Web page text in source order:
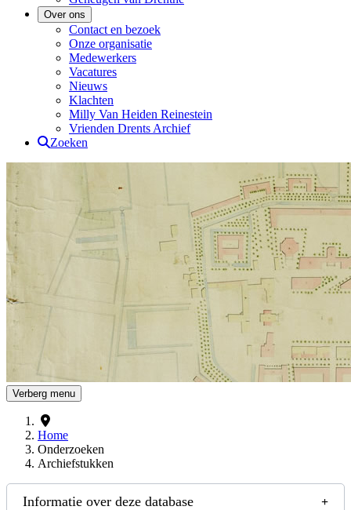
Over ons
Contact en bezoek
Onze organisatie
Medewerkers
Vacatures
Nieuws
Klachten
Milly Van Heiden Reinestein
Vrienden Drents Archief
Zoeken
Drents Archief
Verberg menu
Home
Onderzoeken
Archiefstukken
Informatie over deze database